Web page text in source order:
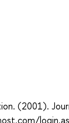
(2001).